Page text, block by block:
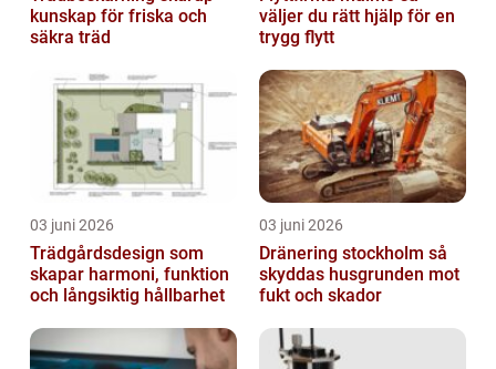
kunskap för friska och
säkra träd
väljer du rätt hjälp för en
trygg flytt
03 juni 2026
Trädgårdsdesign som
skapar harmoni, funktion
och långsiktig hållbarhet
03 juni 2026
Dränering stockholm så
skyddas husgrunden mot
fukt och skador